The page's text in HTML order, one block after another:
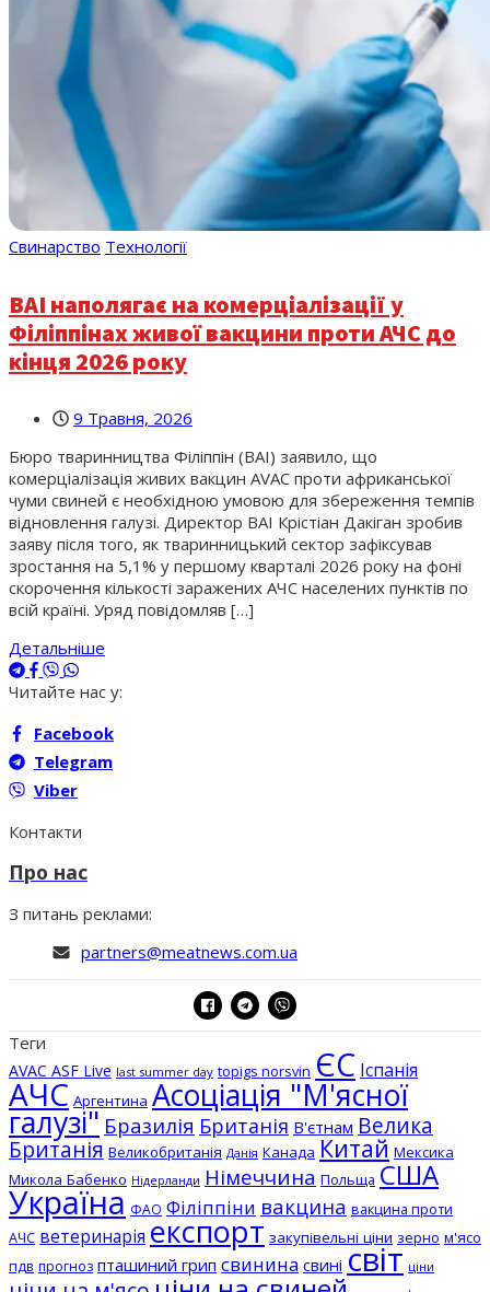
Свинарство Технології
BAI наполягає на комерціалізації у
Філіппінах живої вакцини проти АЧС до
кінця 2026 року
9 Травня, 2026
Бюро тваринництва Філіппін (BAI) заявило, що
комерціалізація живих вакцин AVAC проти африканської
чуми свиней є необхідною умовою для збереження темпів
відновлення галузі. Директор BAI Крістіан Дакіган зробив
заяву після того, як тваринницький сектор зафіксував
зростання на 5,1% у першому кварталі 2026 року на фоні
скорочення кількості заражених АЧС населених пунктів по
всій країні. Уряд повідомляв […]
Детальніше
Читайте нас у:
Facebook
Telegram
Viber
Контакти
Про нас
З питань реклами:
partners@meatnews.com.ua
Теги
AVAC ASF Live last summer day topigs norsvin ЄС Іспанія
АЧС Аргентина Асоціація "М'ясної
галузі" Бразилія Британія В'єтнам Велика
Британія Великобританія Данія Канада Китай Мексика
Микола Бабенко Нідерланди Німеччина Польща США
Україна ФАО Філіппіни вакцина вакцина проти
АЧС ветеринарія експорт закупівельні ціни зерно м'ясо
пдв прогноз пташиний грип свинина свині світ ціни